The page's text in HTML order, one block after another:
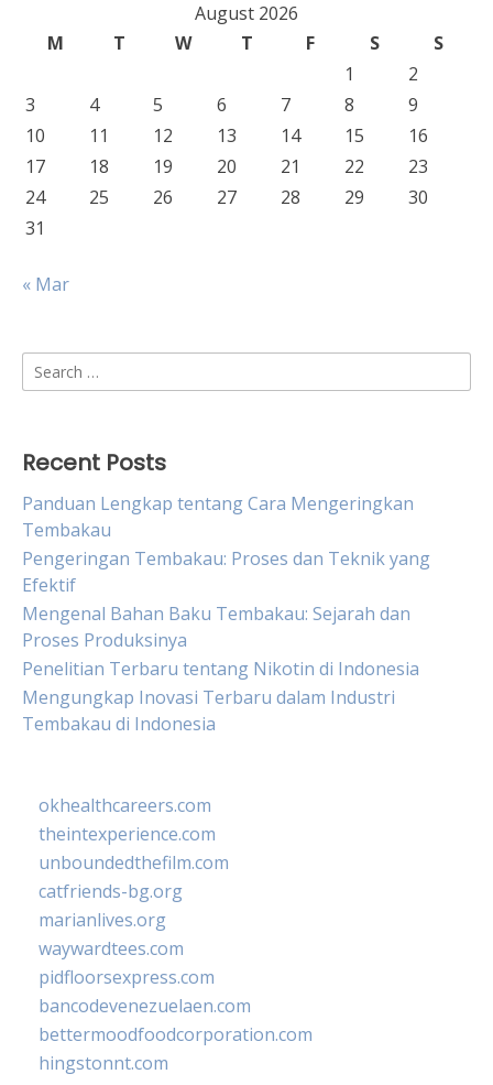
August 2026
M
T W T F S
S
1
2
3
4 5 6 7 8
9
10
11 12 13 14 15
16
17
18 19 20 21 22
23
24
25 26 27 28 29
30
31
« Mar
Search
for:
Recent Posts
Panduan Lengkap tentang Cara Mengeringkan
Tembakau
Pengeringan Tembakau: Proses dan Teknik yang
Efektif
Mengenal Bahan Baku Tembakau: Sejarah dan
Proses Produksinya
Penelitian Terbaru tentang Nikotin di Indonesia
Mengungkap Inovasi Terbaru dalam Industri
Tembakau di Indonesia
okhealthcareers.com
theintexperience.com
unboundedthefilm.com
catfriends-bg.org
marianlives.org
waywardtees.com
pidfloorsexpress.com
bancodevenezuelaen.com
bettermoodfoodcorporation.com
hingstonnt.com